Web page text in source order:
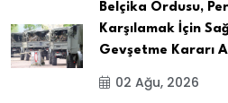
Belçika Ordusu,
Karşılamak İçin
Gevşetme Kararı
02 Ağu, 2026